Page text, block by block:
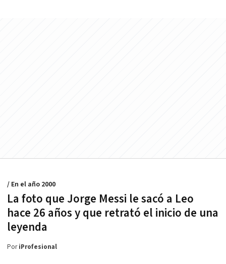
La foto que Jorge Messi le sacó a Leo
hace 26 años y que retrató el inicio de una
leyenda
/ En el año 2000
PoriProfesional